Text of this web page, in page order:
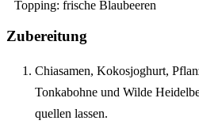
Topping: frische Blaubeeren
Zubereitung
Chiasamen, Kokosjoghurt,
Tonkabohne und Wilde
quellen lassen.